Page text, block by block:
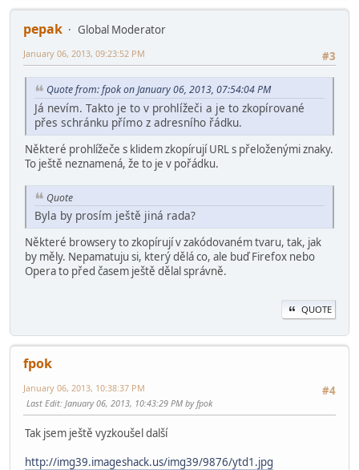
pepak
Global Moderator
#3
January 06, 2013, 09:23:52 PM
Quote from: fpok on January 06, 2013, 07:54:04 PM
Já nevím. Takto je to v prohlížeči a je to zkopírované
přes schránku přímo z adresního řádku.
Některé prohlížeče s klidem zkopírují URL s přeloženými znaky.
To ještě neznamená, že to je v pořádku.
Quote
Byla by prosím ještě jiná rada?
Některé browsery to zkopírují v zakódovaném tvaru, tak, jak
by měly. Nepamatuju si, který dělá co, ale buď Firefox nebo
Opera to před časem ještě dělal správně.
QUOTE
fpok
#4
January 06, 2013, 10:38:37 PM
Last Edit: January 06, 2013, 10:43:29 PM by fpok
Tak jsem ještě vyzkoušel další
http://img39.imageshack.us/img39/9876/ytd1.jpg